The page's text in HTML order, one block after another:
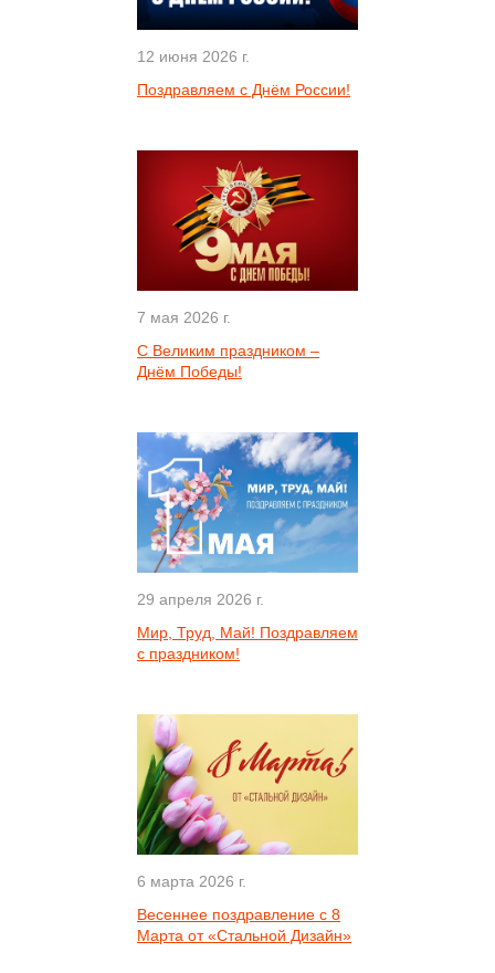
12 июня 2026 г.
Поздравляем с Днём России!
7 мая 2026 г.
С Великим праздником –
Днём Победы!
29 апреля 2026 г.
Мир, Труд, Май! Поздравляем
с праздником!
6 марта 2026 г.
Весеннее поздравление с 8
Марта от «Стальной Дизайн»